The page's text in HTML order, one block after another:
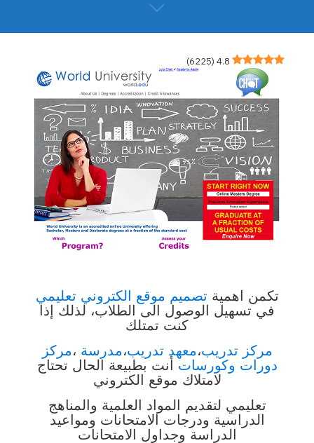
4.8
(
6225
)
تكمن اهمية تصميم موقع الكتروني تعليمي
في تسهيل الوصول الى الطلاب، لذلك إذا
كنت تمتلك
مركز تدريب،معهد تدريب،مدرسة ،مركز
دورات وكورسات
أنت بطبيعة الحال تحتاج
لامتلاك موقع الكتروني
تعليمي لتقديم المواد العلمية والمناهج
الدراسية ودرجات الامتحانات ومواعيد
الدراسة وجداول الامتحانات